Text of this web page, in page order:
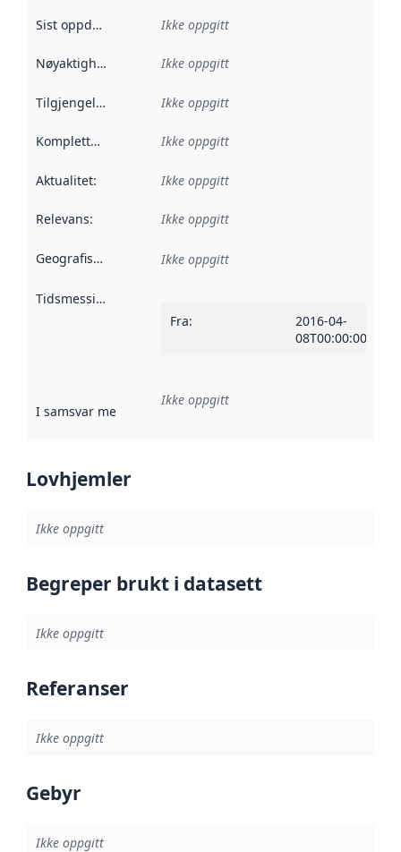
Sist oppdatert Ikke oppgitt
Nøyaktighet Ikke oppgitt
Tilgjengelighet Ikke oppgitt
Kompletthet Ikke oppgitt
Aktualitet: Ikke oppgitt
Relevans: Ikke oppgitt
Geografisk avgrensning :
Ikke oppgitt
Tidsmessig avgrensning
Fra:
2016-04-
08T00:00:00Z
I samsvar med Referanse til en implementasjonsregel
Ikke oppgitt
Lovhjemler
Ikke oppgitt
Begreper brukt i datasett
Ikke oppgitt
Referanser
Ikke oppgitt
Gebyr
Ikke oppgitt